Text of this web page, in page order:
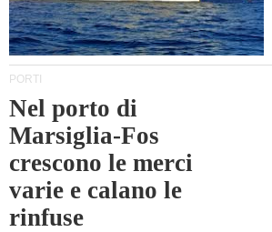
PORTI
Nel porto di
Marsiglia-Fos
crescono le merci
varie e calano le
rinfuse